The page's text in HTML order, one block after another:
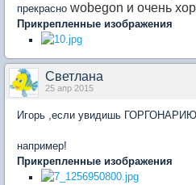
прекрасно wobegon и очень
Прикрепленные изображения
Светлана
25 апр 2015
Игорь ,если увидишь
например!
Прикрепленные изображения